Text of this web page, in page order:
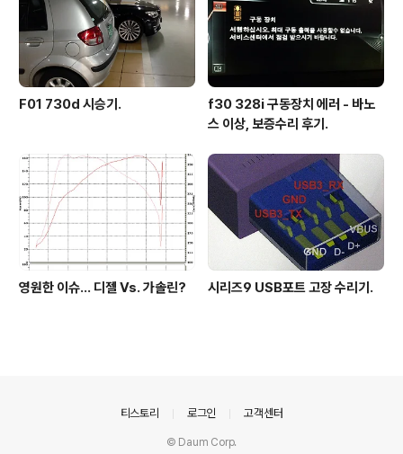
F01 730d 시승기.
f30 328i 구동장치 에러 - 바노
스 이상, 보증수리 후기.
영원한 이슈... 디젤 Vs. 가솔린? 시리즈9 USB포트 고장 수리기.
티스토리 로그인 고객센터
© Daum Corp.